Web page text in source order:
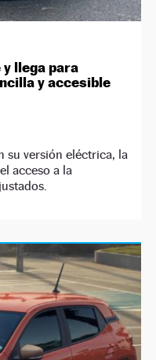
llega para
y accesible
su versión eléctrica, la
acceso a la